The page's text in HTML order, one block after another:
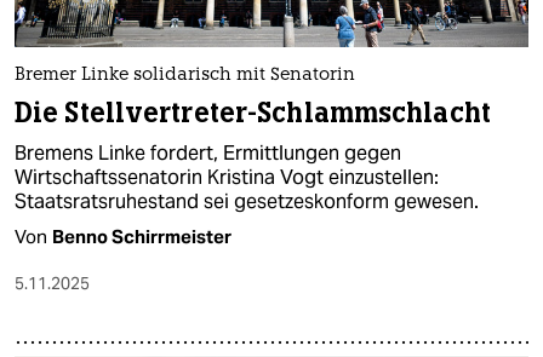
Bremer Linke solidarisch mit Senatorin
Die Stellvertreter-Schlammschlacht
Bremens Linke fordert, Ermittlungen gegen
Wirtschaftssenatorin Kristina Vogt einzustellen:
Staatsratsruhestand sei gesetzeskonform gewesen.
Von Benno Schirrmeister
5.11.2025